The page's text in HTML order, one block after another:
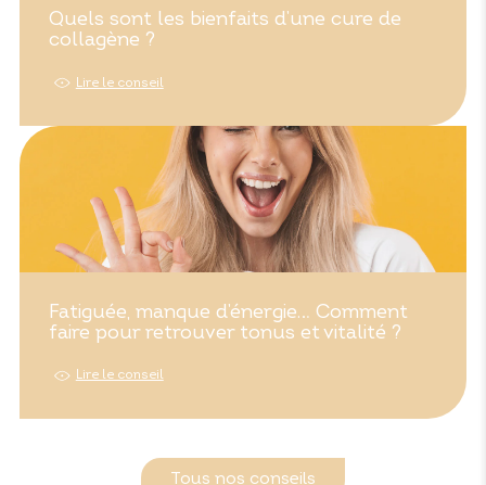
Quels sont les bienfaits d’une cure de
collagène ?
Lire le conseil
Fatiguée, manque d’énergie… Comment
faire pour retrouver tonus et vitalité ?
Lire le conseil
Tous nos conseils